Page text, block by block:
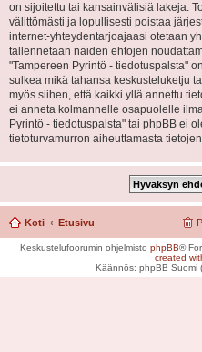
on sijoitettu tai kansainvälisiä lakeja.
välittömästi ja lopullisesti poistaa
internet-yhteydentarjoajaasi otetaan
tallennetaan näiden ehtojen
"Tampereen Pyrintö - tiedotuspalsta"
sulkea mikä tahansa keskusteluketju
myös siihen, että kaikki yllä annettu
ei anneta kolmannelle osapuolelle
Pyrintö - tiedotuspalsta" tai phpBB ei
tietoturvamurron aiheuttamasta
Koti Etusivu
Keskustelufoorumin ohjelmisto phpBB®
created
Käännös: phpBB Suomi